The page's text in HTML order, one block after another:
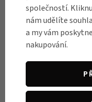
DO MĚSTA
Jak vybrat zámek
kolo?
Ochránit svého parťáka
dvou kolech před
rukama zlodějů není tak
snadné, jak se může zdát
společností.
nám udělíte
a my vám
nakupování.